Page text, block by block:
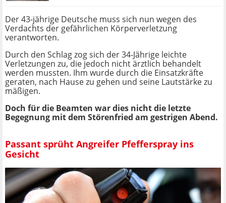
Der 43-jährige Deutsche muss sich nun wegen des
Verdachts der gefährlichen Körperverletzung
verantworten.
Durch den Schlag zog sich der 34-Jährige leichte
Verletzungen zu, die jedoch nicht ärztlich behandelt
werden mussten. Ihm wurde durch die Einsatzkräfte
geraten, nach Hause zu gehen und seine Lautstärke zu
mäßigen.
Doch für die Beamten war dies nicht die letzte
Begegnung mit dem Störenfried am gestrigen Abend.
Passant sprüht Angreifer Pfefferspray ins
Gesicht